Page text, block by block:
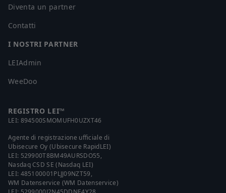
Diventa un partner
Contatti
I NOSTRI PARTNER
LEIAdmin
WeeDoo
REGISTRO LEI™
LEI: 894500SMOMUFH0UZXT46
Agente di registrazione ufficiale di
Ubisecure Oy (Ubisecure RapidLEI)
LEI: 529900T8BM49AURSDO55,
Nasdaq CSD SE (Nasdaq LEI)
LEI: 485100001PLJJ09NZT59,
WM Datenservice (WM Datenservice)